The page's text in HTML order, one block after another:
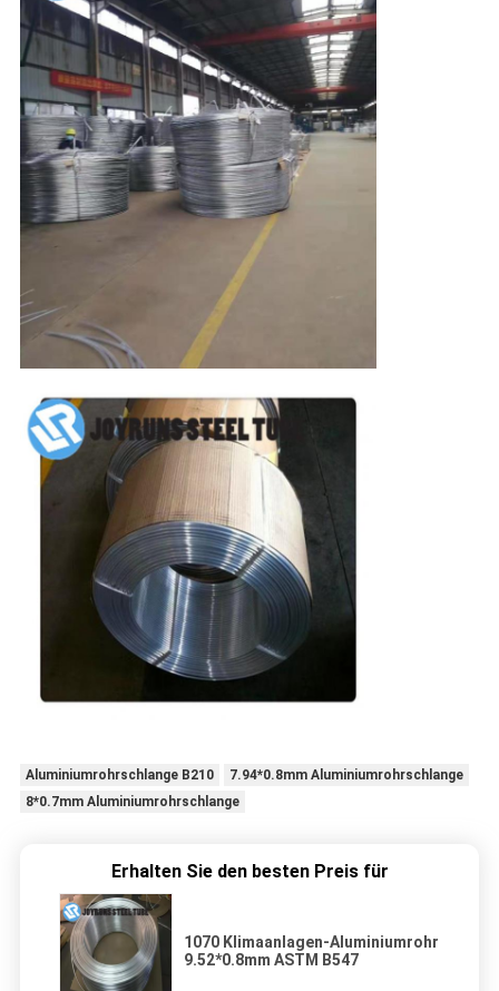
Aluminiumrohrschlange B210
7.94*0.8mm Aluminiumrohrschlange
8*0.7mm Aluminiumrohrschlange
Erhalten Sie den besten Preis für
1070 Klimaanlagen-Aluminiumrohr
9.52*0.8mm ASTM B547